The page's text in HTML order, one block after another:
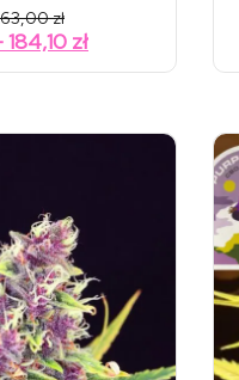
złZakres
cen:
od
35,00 zł
184,10 złZakres
cen:
do